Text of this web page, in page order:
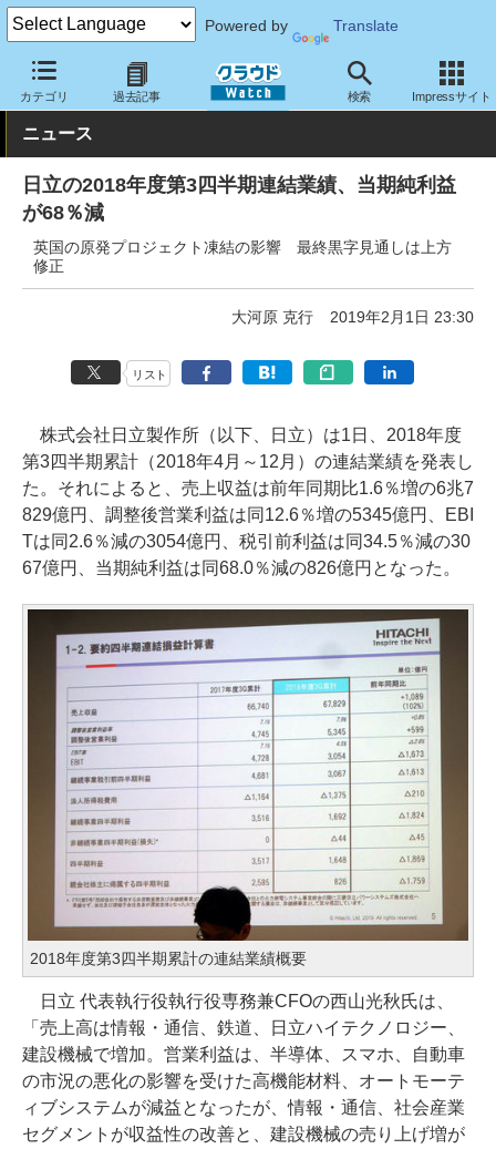
Powered by Translate
カテゴリ 過去記事 検索 Impressサイト
クラウド Watch トピック 事業戦略
ニュース
日立の2018年度第3四半期連結業績、当期純利益
が68％減
英国の原発プロジェクト凍結の影響 最終黒字見通しは上方
修正
大河原 克行 2019年2月1日 23:30
リスト
株式会社日立製作所（以下、日立）は1日、2018年度
第3四半期累計（2018年4月～12月）の連結業績を発表し
た。それによると、売上収益は前年同期比1.6％増の6兆7
829億円、調整後営業利益は同12.6％増の5345億円、EBI
Tは同2.6％減の3054億円、税引前利益は同34.5％減の30
67億円、当期純利益は同68.0％減の826億円となった。
2018年度第3四半期累計の連結業績概要
日立 代表執行役執行役専務兼CFOの西山光秋氏は、
「売上高は情報・通信、鉄道、日立ハイテクノロジー、
建設機械で増加。営業利益は、半導体、スマホ、自動車
の市況の悪化の影響を受けた高機能材料、オートモーテ
ィブシステムが減益となったが、情報・通信、社会産業
セグメントが収益性の改善と、建設機械の売り上げ増が